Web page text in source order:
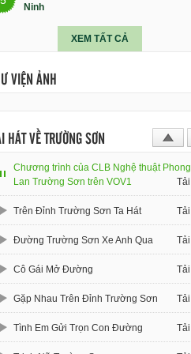
Ninh
XEM TẤT CẢ
VIỆN ẢNH
HÁT VỀ TRƯỜNG SƠN
Chương trình của CLB Nghệ thuật Phong
Lan Trường Sơn trên VOV1
Tải
Trên Đỉnh Trường Sơn Ta Hát Tải
Đường Trường Sơn Xe Anh Qua Tải
Cô Gái Mở Đường Tải
Gặp Nhau Trên Đỉnh Trường Sơn Tải
Tình Em Gửi Trọn Con Đường Tải